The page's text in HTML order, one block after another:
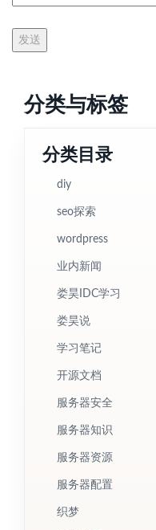
分类与标签
分类目录
diy
seo探索
wordpress
业内新闻
娄昊IDC学习
娄昊说
学习笔记
开源文档
服务器安全
服务器知识
服务器资源
服务器配置
织梦